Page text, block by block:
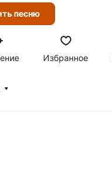
песню
Избранное